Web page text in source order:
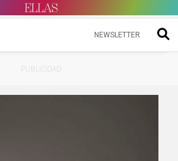
NEWSLETTER
PUBLICIDAD